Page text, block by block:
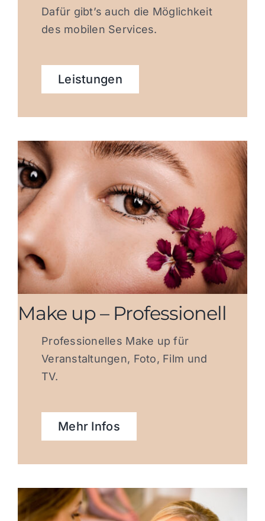
Dafür gibt’s auch die Möglichkeit
des mobilen Services.
Leistungen
Make up – Professionell
Professionelles Make up für
Veranstaltungen, Foto, Film und
TV.
Mehr Infos